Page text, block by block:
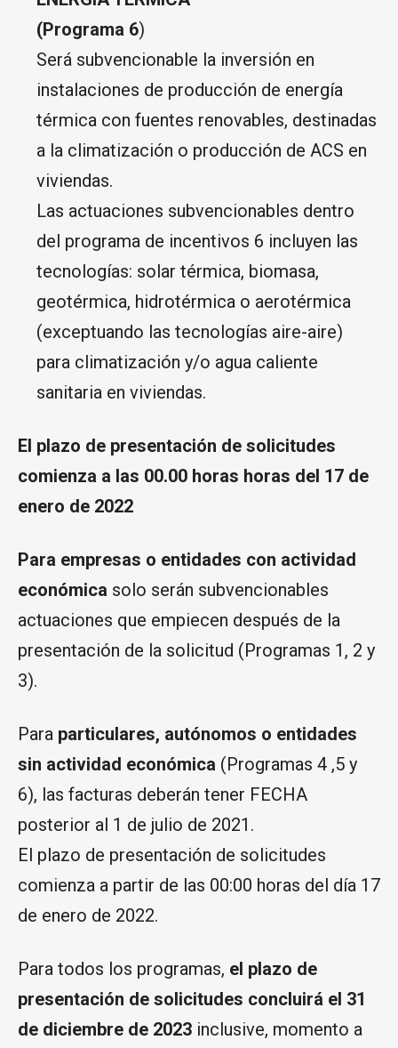
(Programa 6)
Será subvencionable la inversión en
instalaciones de producción de energía
térmica con fuentes renovables, destinadas
a la climatización o producción de ACS en
viviendas.
Las actuaciones subvencionables dentro
del programa de incentivos 6 incluyen las
tecnologías: solar térmica, biomasa,
geotérmica, hidrotérmica o aerotérmica
(exceptuando las tecnologías aire-aire)
para climatización y/o agua caliente
sanitaria en viviendas.
El plazo de presentación de solicitudes
comienza a las 00.00 horas horas del 17 de
enero de 2022
Para empresas o entidades con actividad
económica solo serán subvencionables
actuaciones que empiecen después de la
presentación de la solicitud (Programas 1, 2 y
3).
Para particulares, autónomos o entidades
sin actividad económica (Programas 4 ,5 y
6), las facturas deberán tener FECHA
posterior al 1 de julio de 2021.
El plazo de presentación de solicitudes
comienza a partir de las 00:00 horas del día 17
de enero de 2022.
Para todos los programas, el plazo de
presentación de solicitudes concluirá el 31
de diciembre de 2023 inclusive, momento a